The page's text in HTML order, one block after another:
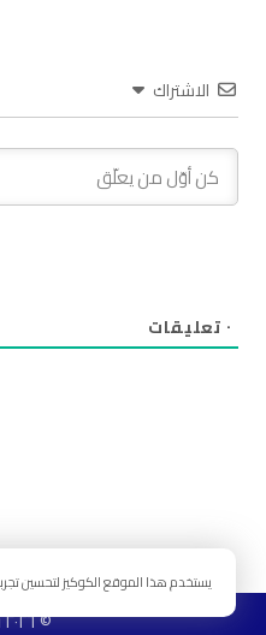
الاشتراك
٠ تعليقات
© ٢٠٢٦ ناصحون
يستخدم هذا الموقع الكوكيز لتحسين